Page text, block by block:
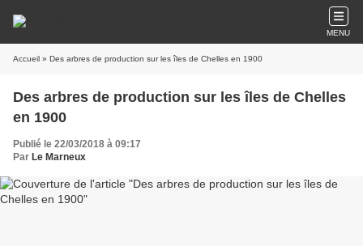
MENU
Accueil » Des arbres de production sur les îles de Chelles en 1900
Des arbres de production sur les îles de Chelles
en 1900
Publié le 22/03/2018 à 09:17
Par Le Marneux